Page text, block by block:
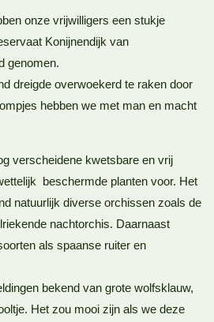
onze vrijwilligers een stukje
Konijnendijk van
genomen.
dreigde overwoekerd te raken door
hebben we met man en macht
verscheidene kwetsbare en vrij
beschermde planten voor. Het
natuurlijk diverse orchissen zoals de
nachtorchis. Daarnaast
als spaanse ruiter en
bekend van grote wolfsklauw,
Het zou mooi zijn als we deze